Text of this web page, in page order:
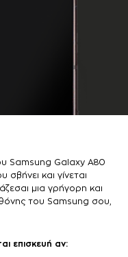
Samsung Galaxy A80
και γίνεται
μια γρήγορη και
του Samsung σου,
επισκευή αν: